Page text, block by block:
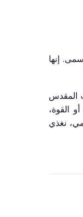
إنها
المقدس
القوة،
نغذي